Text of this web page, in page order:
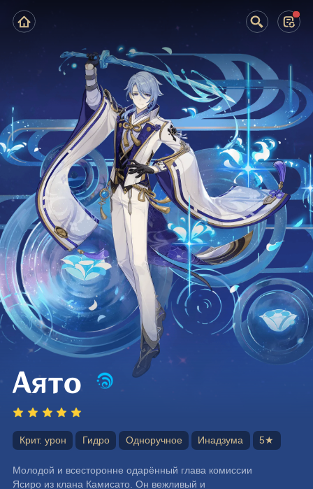
Аято
Крит. урон Гидро Одноручное Инадзума 5★
Молодой и всесторонне одарённый глава комиссии
Ясиро из клана Камисато. Он вежливый и